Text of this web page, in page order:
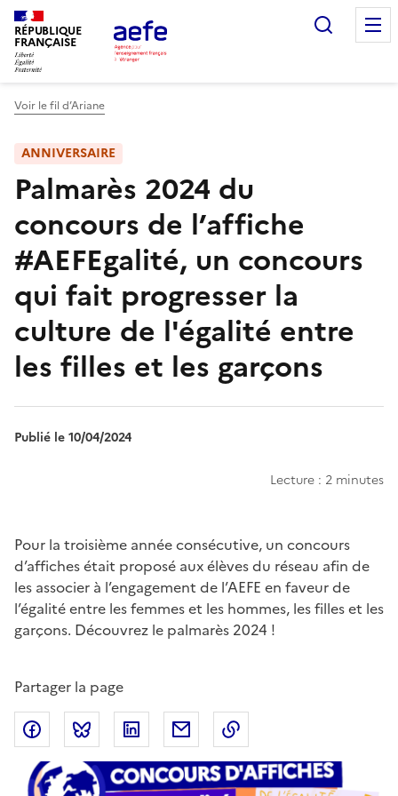
Aller
au
contenu
principal
RÉPUBLIQUE
FRANÇAISE
Voir le fil d’Ariane
ANNIVERSAIRE
Palmarès 2024 du
concours de l’affiche
#AEFEgalité, un concours
qui fait progresser la
culture de l'égalité entre
les filles et les garçons
Publié le 10/04/2024
Lecture : 2 minutes
Chapo
Pour la troisième année consécutive, un concours
d’affiches était proposé aux élèves du réseau afin de
les associer à l’engagement de l’AEFE en faveur de
l’égalité entre les femmes et les hommes, les filles et les
garçons. Découvrez le palmarès 2024 !
Partager la page
Partager sur Facebook
Partager sur Bluesky
Partager sur LinkedIn
Partager par email